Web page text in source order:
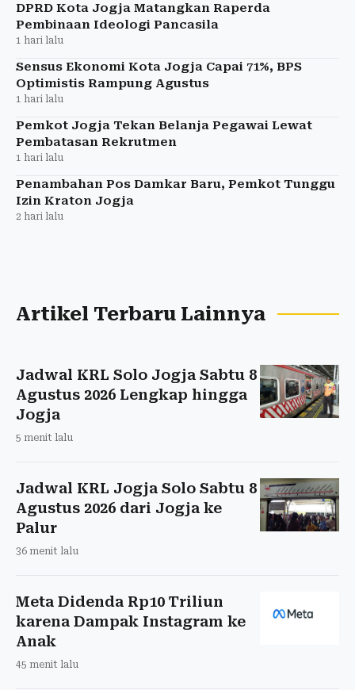
DPRD Kota Jogja Matangkan Raperda
Pembinaan Ideologi Pancasila
1 hari lalu
Sensus Ekonomi Kota Jogja Capai 71%, BPS
Optimistis Rampung Agustus
1 hari lalu
Pemkot Jogja Tekan Belanja Pegawai Lewat
Pembatasan Rekrutmen
1 hari lalu
Penambahan Pos Damkar Baru, Pemkot Tunggu
Izin Kraton Jogja
2 hari lalu
Artikel Terbaru Lainnya
Jadwal KRL Solo Jogja Sabtu 8
Agustus 2026 Lengkap hingga
Jogja
5 menit lalu
Jadwal KRL Jogja Solo Sabtu 8
Agustus 2026 dari Jogja ke
Palur
36 menit lalu
Meta Didenda Rp10 Triliun
karena Dampak Instagram ke
Anak
45 menit lalu